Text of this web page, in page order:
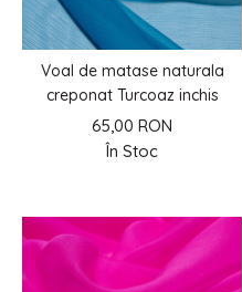
Voal de matase naturala
creponat Turcoaz inchis
65,00 RON
În Stoc